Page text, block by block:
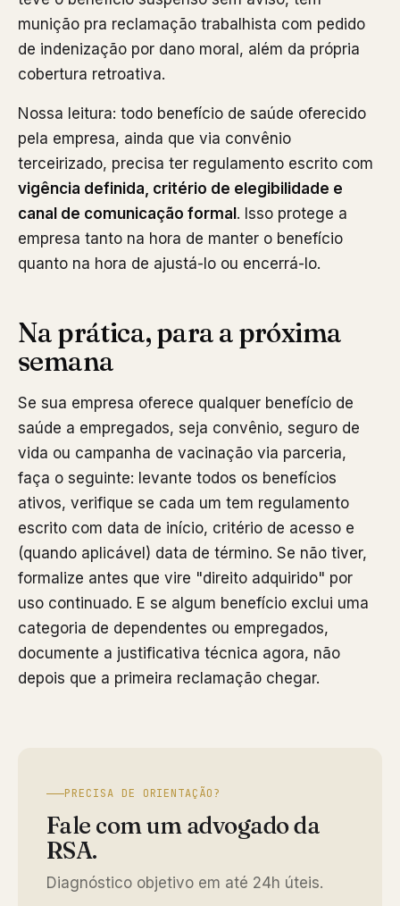
munição pra reclamação trabalhista com pedido
de indenização por dano moral, além da própria
cobertura retroativa.
Nossa leitura: todo benefício de saúde oferecido
pela empresa, ainda que via convênio
terceirizado, precisa ter regulamento escrito com
vigência definida, critério de elegibilidade e
canal de comunicação formal. Isso protege a
empresa tanto na hora de manter o benefício
quanto na hora de ajustá-lo ou encerrá-lo.
Na prática, para a próxima
semana
Se sua empresa oferece qualquer benefício de
saúde a empregados, seja convênio, seguro de
vida ou campanha de vacinação via parceria,
faça o seguinte: levante todos os benefícios
ativos, verifique se cada um tem regulamento
escrito com data de início, critério de acesso e
(quando aplicável) data de término. Se não tiver,
formalize antes que vire "direito adquirido" por
uso continuado. E se algum benefício exclui uma
categoria de dependentes ou empregados,
documente a justificativa técnica agora, não
depois que a primeira reclamação chegar.
PRECISA DE ORIENTAÇÃO?
Fale com um advogado da
RSA.
Diagnóstico objetivo em até 24h úteis.